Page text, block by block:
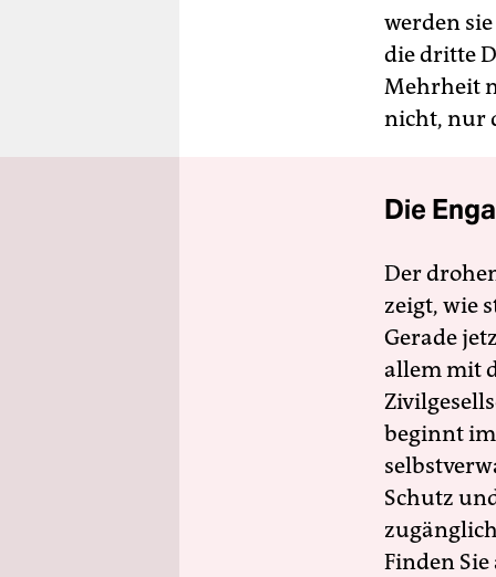
werden
die dritte
Mehrheit
nicht, nur
Die
Der
zeigt, wie
Gerade
allem mit
beginnt
Schutz
Finden